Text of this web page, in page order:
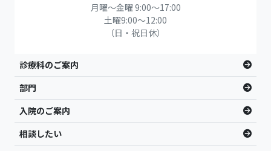
月曜～金曜 9:00～17:00
土曜9:00〜12:00
（日・祝日休）
診療科のご案内
部門
入院のご案内
相談したい